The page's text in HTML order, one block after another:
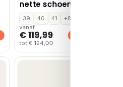
nette schoenen –
Zwart
39 40 41
+8
vanaf
€ 119,99
tot € 124,00